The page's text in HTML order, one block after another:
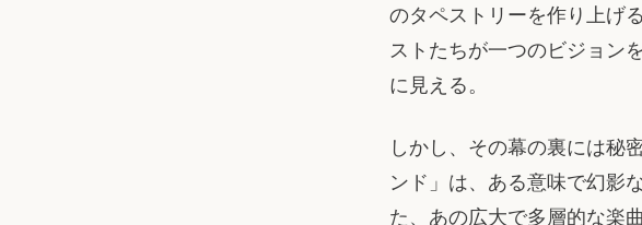
のタペストリーを作り上げ
ストたちが一つのビジョン
に見える。
しかし、その幕の裏には秘
ンド」は、ある意味で幻影
た、あの広大で多層的な楽